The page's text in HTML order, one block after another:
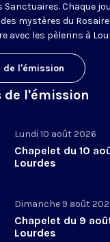
Chaque
mystères du
avec les pèlerins à
de l'émission
de l'émission
Lundi 10 août 2026
Chapelet du 10
Lourdes
Dimanche 9 août
Chapelet du 9
Lourdes